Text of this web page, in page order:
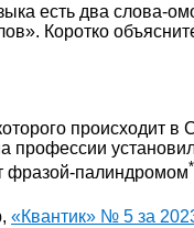
есть два слова-
Коротко
происходит
профессии
фразой-палиндромом*
«Квантик» № 5 за